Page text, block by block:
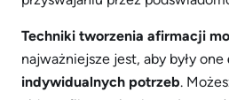
Techniki tworzenia afirmacji
najważniejsze jest, aby były one
indywidualnych potrzeb.